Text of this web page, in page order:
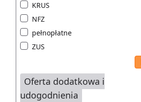
KRUS
NFZ
pełnopłatne
ZUS
Oferta dodatkowa i
udogodnienia